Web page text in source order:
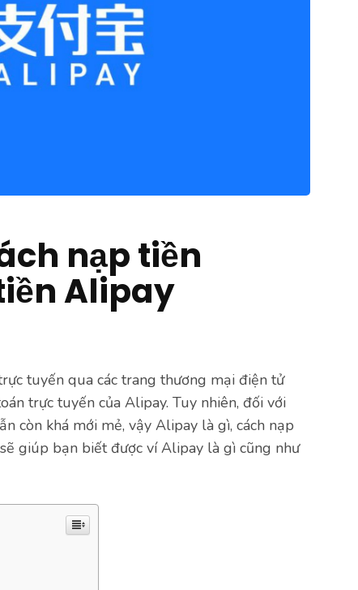
nạp tiền
Alipay
tuyến qua các trang thương mại điện tử
trực tuyến của Alipay. Tuy nhiên, đối với
còn khá mới mẻ, vậy Alipay là gì, cách nạp
sẽ giúp bạn biết được ví Alipay là gì cũng như